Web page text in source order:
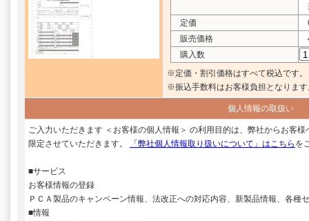
定価
販売価格
購入数
※定価・割引価格はすべて税込です
※振込手数料はお客様負担となります
個人情報の取扱い
ご入力いただきます ＜お客様の個人情報＞ の利用目的は、弊社からお客
限定させていただきます。
「弊社個人情報取り扱いについて」はこちら を
■サービス
お客様情報の登録
ＰＣＡ製品のキャンペーン情報、法改正への対応内容、新製品情報、各種
■情報